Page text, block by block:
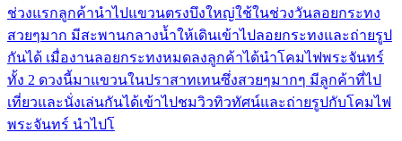
ช่วงแรกลูกค้านำไปแขวนตรงบึงใหญ่ใช้ในช่วงวันลอยกระทง
สวยๆมาก มีสะพานกลางน้ำให้เดินเข้าไปลอยกระทงและถ่ายรูป
กันได้ เมื่องานลอยกระทงหมดลงลูกค้าได้นำโคมไฟพระจันทร์
ทั้ง 2 ดวงนี้มาแขวนในปราสาทเทนซึ่งสวยๆมากๆ มีลูกค้าที่ไป
เที่ยวและนั่งเล่นกันได้เข้าไปชมวิวทิวทัศน์และถ่ายรูปกับโคมไฟ
พระจันทร์ นำไปโ